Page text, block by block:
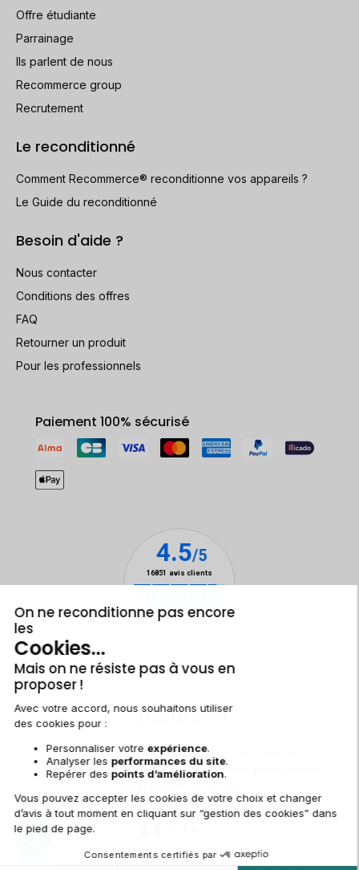
Offre étudiante
Parrainage
Ils parlent de nous
Recommerce group
Recrutement
Le reconditionné
Comment Recommerce® reconditionne vos appareils ?
Le Guide du reconditionné
Besoin d'aide ?
Nous contacter
Conditions des offres
FAQ
Retourner un produit
Pour les professionnels
Paiement 100% sécurisé
Mentions légales et CGUGestion des cookies
Conditions générales de venteDonnées personnelles
© 2009-2025 RECOMMERCE - Tous droits réservés.